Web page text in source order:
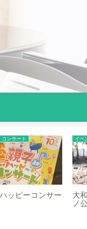
コンサート
ッピーコンサー
イベ
大
ノ